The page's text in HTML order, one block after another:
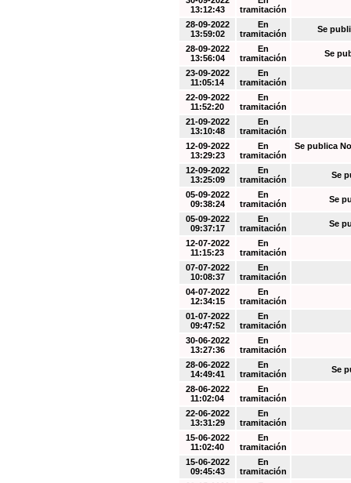
13:12:43
tramitación
28-09-2022
13:59:02
En
tramitación
Se
28-09-2022
13:56:04
En
tramitación
Se
23-09-2022
11:05:14
En
tramitación
22-09-2022
11:52:20
En
tramitación
21-09-2022
13:10:48
En
tramitación
12-09-2022
13:29:23
En
tramitación
Se publica
12-09-2022
13:25:09
En
tramitación
Se
05-09-2022
09:38:24
En
tramitación
Se
05-09-2022
09:37:17
En
tramitación
Se
12-07-2022
11:15:23
En
tramitación
07-07-2022
10:08:37
En
tramitación
04-07-2022
12:34:15
En
tramitación
01-07-2022
09:47:52
En
tramitación
30-06-2022
13:27:36
En
tramitación
28-06-2022
14:49:41
En
tramitación
Se
28-06-2022
11:02:04
En
tramitación
22-06-2022
13:31:29
En
tramitación
15-06-2022
11:02:40
En
tramitación
15-06-2022
09:45:43
En
tramitación